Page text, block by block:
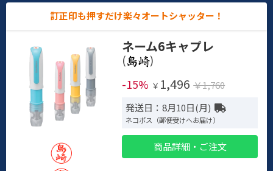
訂正印も押すだけ楽々オートシャッター！
ネーム6キャプレ
(
)
-15% ￥ 1,496 ￥1,760
発送日：8月10日(月)
ネコポス（郵便受けへお届け）
商品詳細・ご注文